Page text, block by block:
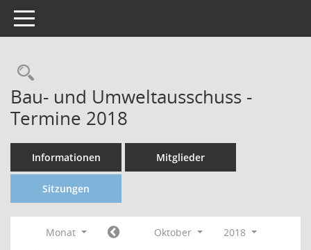
Toggle navigation
Bau- und Umweltausschuss -
Termine 2018
Informationen Mitglieder
Sitzungen
Monat Oktober
2018